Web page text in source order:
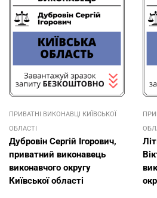
ПРИВАТНІ ВИКОНАВЦІ КИЇВСЬКОЇ
ОБЛАСТІ
Дубровін Сергій Ігорович,
приватний виконавець
виконавчого округу
Київської області